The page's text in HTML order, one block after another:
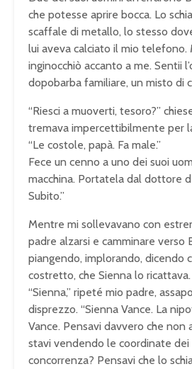
che potesse aprire bocca. Lo
scaffale di metallo, lo stesso
lui aveva calciato il mio telefono.
inginocchiò accanto a me. Sentii
dopobarba familiare, un misto di
“Riesci a muoverti, tesoro?”
tremava impercettibilmente per
“Le costole, papà. Fa male.”
Fece un cenno a uno dei suoi
macchina. Portatela dal dottore
Subito.”
Mentre mi sollevavano con
padre alzarsi e camminare verso
piangendo, implorando, dicendo
costretto, che Sienna lo ricattava.
“Sienna,” ripeté mio padre,
disprezzo. “Sienna Vance. La
Vance. Pensavi davvero che non
stavi vendendo le coordinate
concorrenza? Pensavi che lo